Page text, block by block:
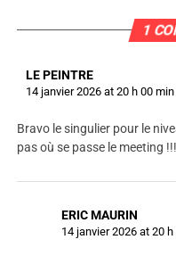
1
LE PEINTRE
14 janvier 2026 at 20 h 00 min
Bravo le singulier pour le
pas où se passe le meeting
ERIC MAURIN
14 janvier 2026 at 20